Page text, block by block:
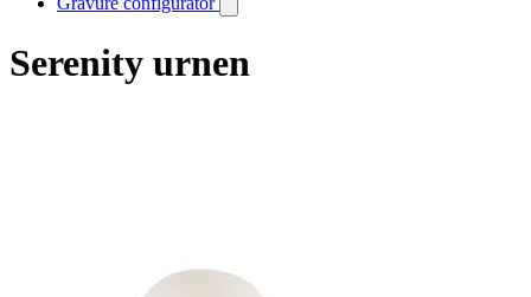
Serenity urnen